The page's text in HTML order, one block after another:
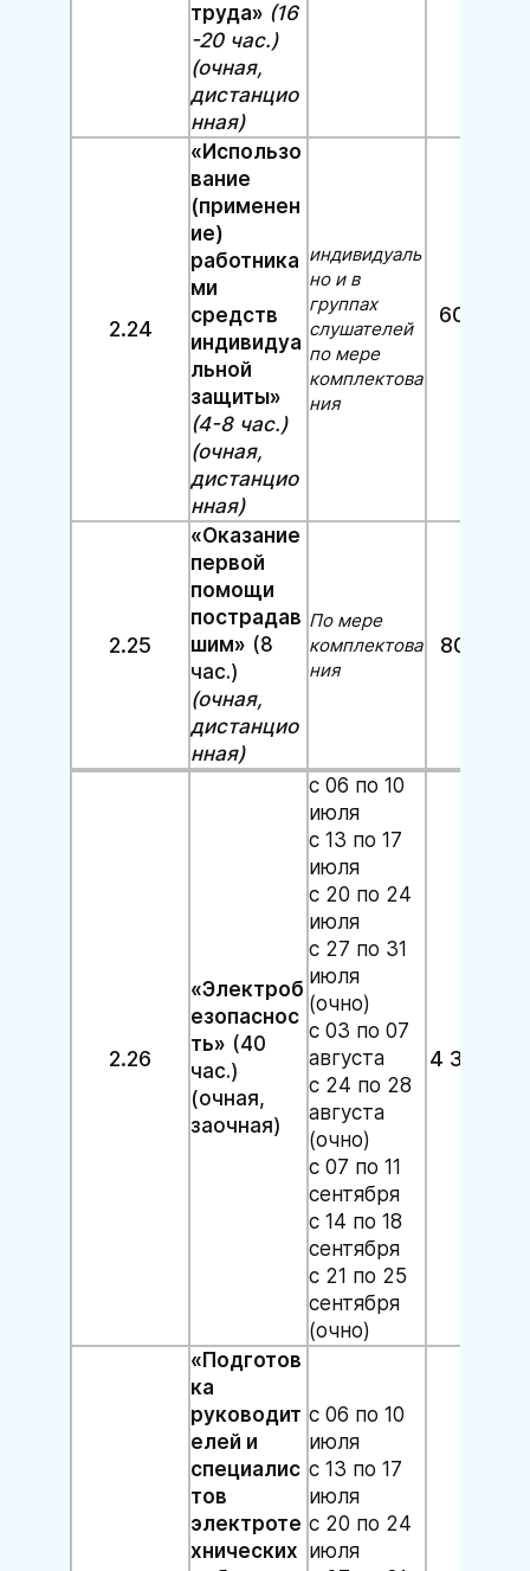
труда» (16
-20 час.)
(очная,
дистанцио
нная)
2.24
«Использо
вание
(применен
ие)
работника
ми
средств
индивидуа
льной
защиты»
(4-8 час.)
(очная,
дистанцио
нная)
индивидуаль
но и в
группах
слушателей
по мере
комплектова
ния
600-800
2.25
«Оказание
первой
помощи
пострадав
шим» (8
час.)
(очная,
дистанцио
нная)
По мере
комплектова
ния
800 руб.
2.26
«Электроб
езопаснос
ть» (40
час.)
(очная,
заочная)
с 06 по 10
июля
с 13 по 17
июля
с 20 по 24
июля
с 27 по 31
июля
(очно)
с 03 по 07
августа
с 24 по 28
августа
(очно)
с 07 по 11
сентября
с 14 по 18
сентября
с 21 по 25
сентября
(очно)
4 300
«Подготов
ка
руководит
елей и
специалис
тов
электроте
хнических
с 06 по 10
июля
с 13 по 17
июля
с 20 по 24
июля